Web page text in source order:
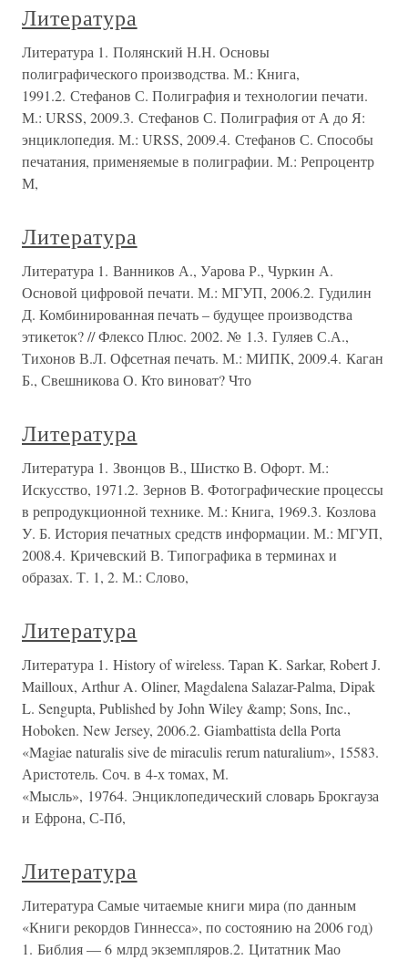
Литература
Литература 1. Полянский Н.Н. Основы
полиграфического производства. М.: Книга,
1991.2. Стефанов С. Полиграфия и технологии печати.
М.: URSS, 2009.3. Стефанов С. Полиграфия от А до Я:
энциклопедия. М.: URSS, 2009.4. Стефанов С. Способы
печатания, применяемые в полиграфии. М.: Репроцентр
М,
Литература
Литература 1. Ванников А., Уарова Р., Чуркин А.
Основой цифровой печати. М.: МГУП, 2006.2. Гудилин
Д. Комбинированная печать – будущее производства
этикеток? // Флексо Плюс. 2002. № 1.3. Гуляев С.А.,
Тихонов В.Л. Офсетная печать. М.: МИПК, 2009.4. Каган
Б., Свешникова О. Кто виноват? Что
Литература
Литература 1. Звонцов В., Шистко В. Офорт. М.:
Искусство, 1971.2. Зернов В. Фотографические процессы
в репродукционной технике. М.: Книга, 1969.3. Козлова
У. Б. История печатных средств информации. М.: МГУП,
2008.4. Кричевский В. Типографика в терминах и
образах. Т. 1, 2. М.: Слово,
Литература
Литература 1. History of wireless. Tapan K. Sarkar, Robert J.
Mailloux, Arthur A. Oliner, Magdalena Salazar-Palma, Dipak
L. Sengupta, Published by John Wiley &amp; Sons, Inc.,
Hoboken. New Jersey, 2006.2. Giambattista della Porta
«Magiae naturalis sive de miraculis rerum naturalium», 15583.
Аристотель. Соч. в 4-х томах, М.
«Мысль», 19764. Энциклопедический словарь Брокгауза
и Ефрона, С-Пб,
Литература
Литература Самые читаемые книги мира (по данным
«Книги рекордов Гиннесса», по состоянию на 2006 год)
1. Библия — 6 млрд экземпляров.2. Цитатник Мао